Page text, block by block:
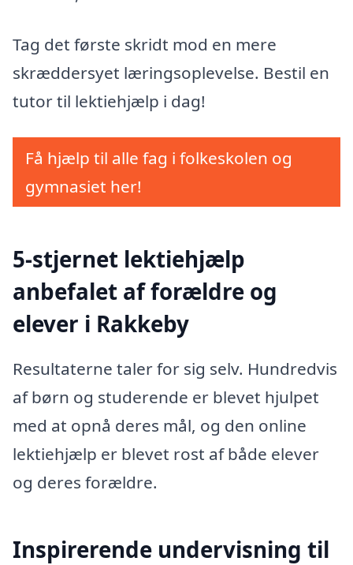
Tag det første skridt mod en mere
skræddersyet læringsoplevelse. Bestil en
tutor til lektiehjælp i dag!
Få hjælp til alle fag i folkeskolen og
gymnasiet her!
5-stjernet lektiehjælp
anbefalet af forældre og
elever i Rakkeby
Resultaterne taler for sig selv. Hundredvis
af børn og studerende er blevet hjulpet
med at opnå deres mål, og den online
lektiehjælp er blevet rost af både elever
og deres forældre.
Inspirerende undervisning til